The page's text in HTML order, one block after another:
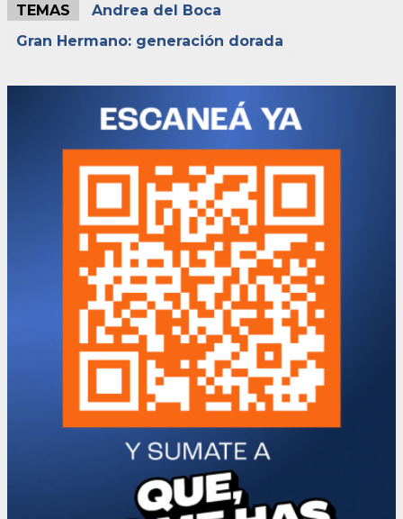
TEMAS
Andrea del Boca
Gran Hermano: generación dorada